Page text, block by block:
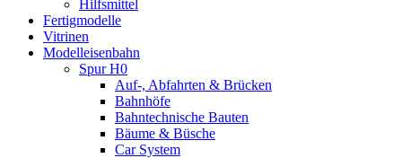
Hilfsmittel
Fertigmodelle
Vitrinen
Modelleisenbahn
Spur H0
Auf-, Abfahrten & Brücken
Bahnhöfe
Bahntechnische Bauten
Bäume & Büsche
Car System